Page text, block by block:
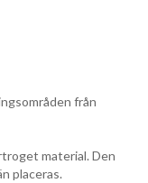
från
material. Den
placeras.